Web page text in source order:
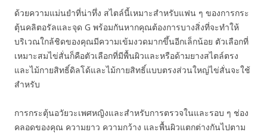
ด้วยความแม่นยำที่น่าทึ่ง สไตล์นี้เหมาะสำหรับแฟน ๆ ของการกระ
ตุ้นคลิตอรัลและจุด G พร้อมกันหากคุณต้องการบางสิ่งที่จะทำให้
บริเวณใกล้ชิดของคุณมีความเข้มงวดมากขึ้นอีกเล็กน้อย ตัวเลือกที่
เหมาะสมไข่สั่นก็คือตัวเลือกที่มีพื้นผิวและหรือด้ามยางสไตล์ตรง
และไม้กายสิทธิ์ดิลโด้และไม้กายสิทธิ์แบบตรงส่วนใหญ่ไข่สั่นจะใช้
สำหรับ
การกระตุ้นอวัยวะเพศหญิงและสำหรับการตรวจในและรอบ ๆ ช่อง
คลอดของคุณ ความยาว ความกว้าง และพื้นผิวแตกต่างกันไปตาม